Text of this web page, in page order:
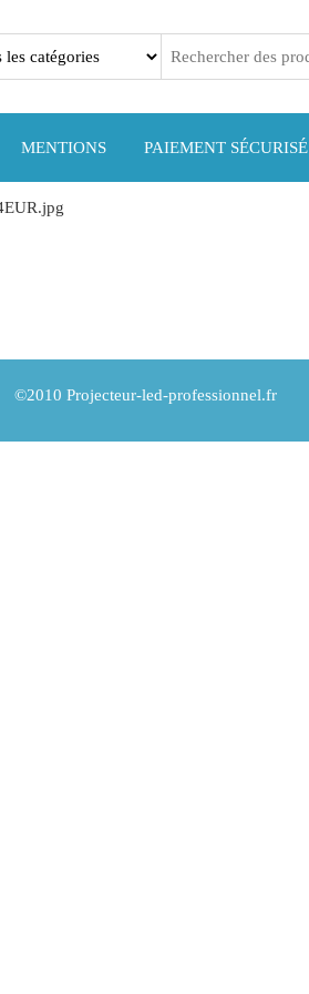
MENTIONS PAIEMENT SÉCURISÉ
©2010 Projecteur-led-professionnel.fr